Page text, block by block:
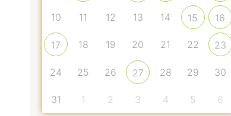
10 11 12 13 14 15 16
17 18 19 20 21 22 23
24 25 26 27 28 29 30
31 1 2 3 4 5 6